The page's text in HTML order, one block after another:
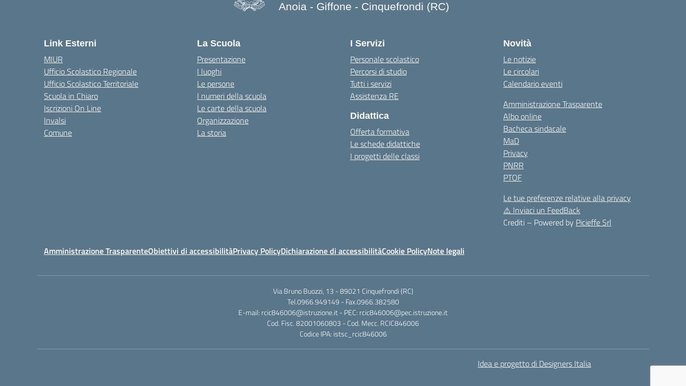
Anoia - Giffone - Cinquefrondi (RC)
Link Esterni
MIUR
Ufficio Scolastico Regionale
Ufficio Scolastico Territoriale
Scuola in Chiaro
Iscrizioni On Line
Invalsi
Comune
La Scuola
Presentazione
I luoghi
Le persone
I numeri della scuola
Le carte della scuola
Organizzazione
La storia
I Servizi
Personale scolastico
Percorsi di studio
Tutti i servizi
Assistenza RE
Didattica
Offerta formativa
Le schede didattiche
I progetti delle classi
Novità
Le notizie
Le circolari
Calendario eventi
Amministrazione Trasparente
Albo online
Bacheca sindacale
MaD
Privacy
PNRR
PTOF
Le tue preferenze relative alla privacy
⚠️ Inviaci un FeedBack
Crediti – Powered by Picieffe Srl
Amministrazione TrasparenteObiettivi di accessibilitàPrivacy PolicyDichiarazione di accessibilitàCookie PolicyNote legali
Via Bruno Buozzi, 13 - 89021 Cinquefrondi (RC)
Tel.0966.949149 - Fax.0966.382580
E-mail: rcic846006@istruzione.it - PEC: rcic846006@pec.istruzione.it
Cod. Fisc. 82001060803 - Cod. Mecc. RCIC846006
Codice IPA: istsc_rcic846006
Idea e progetto di Designers Italia